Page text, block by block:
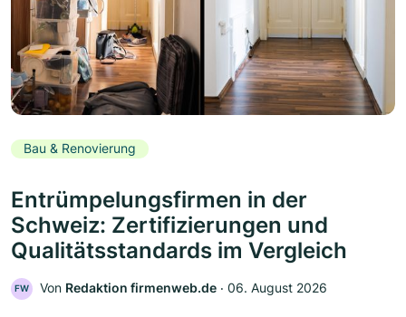
Bau & Renovierung
Entrümpelungsfirmen in der
Schweiz: Zertifizierungen und
Qualitätsstandards im Vergleich
FW Von Redaktion firmenweb.de ‧ 06. August 2026